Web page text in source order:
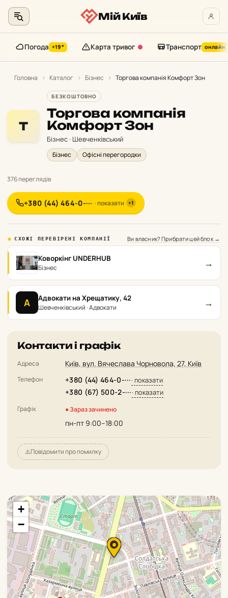
Мій Київ
Погода +19° Карта тривог Транспорт онлайн
Головна › Каталог › Бізнес › Торгова компанія Комфорт Зон
Т
БЕЗКОШТОВНО
Торгова компанія
Комфорт Зон
Бізнес · Шевченківський
Бізнес Офісні перегородки
376 переглядів
+380 (44) 464-0-··· · показати +1
СХОЖІ ПЕРЕВІРЕНІ КОМПАНІЇ Ви власник? Прибрати цей блок →
Коворкінг UNDERHUB
Бізнес →
А Адвокати на Хрещатику, 42
Шевченківський · Адвокати →
Контакти і графік
Адреса Київ, вул. Вячеслава Чорновола, 27, Київ
Телефон +380 (44) 464-0-···· показати
+380 (67) 500-2-···· показати
Графік ● Зараз зачинено
пн-пт 9:00–18:00
⚠️Повідомити про помилку
+
−